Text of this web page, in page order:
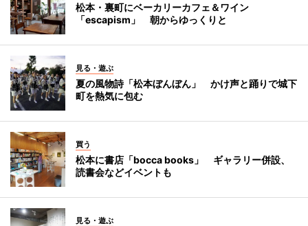
松本・裏町にベーカリーカフェ＆ワイン
「escapism」 朝からゆっくりと
見る・遊ぶ
夏の風物詩「松本ぼんぼん」 かけ声と踊りで城下
町を熱気に包む
買う
松本に書店「bocca books」 ギャラリー併設、
読書会などイベントも
見る・遊ぶ